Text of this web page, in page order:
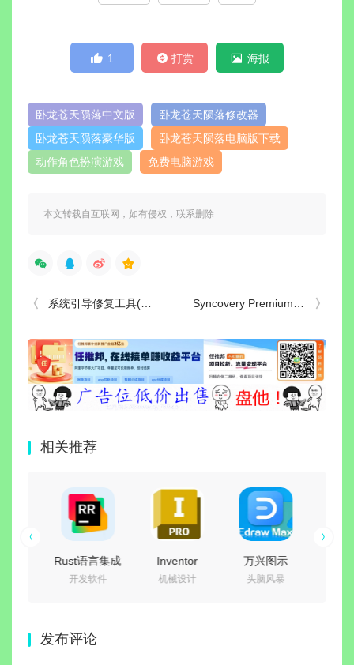
1 打赏 海报
卧龙苍天陨落中文版
卧龙苍天陨落修改器
卧龙苍天陨落豪华版
卧龙苍天陨落电脑版下载
动作角色扮演游戏
免费电脑游戏
本文转载自互联网，如有侵权，联系删除
系统引导修复工具(解决系统无法启动) v5.8.0 中文绿色版 Syncovery Premium(文件同步软件) v12.0.5.29 绿色便携版
相关推荐
Rust语言集成
开发环境 |
2026.2.0 直装
开发软件
Inventor
Professional(专
机械设计
万兴图示
EdrawMax
头脑风暴
发布评论